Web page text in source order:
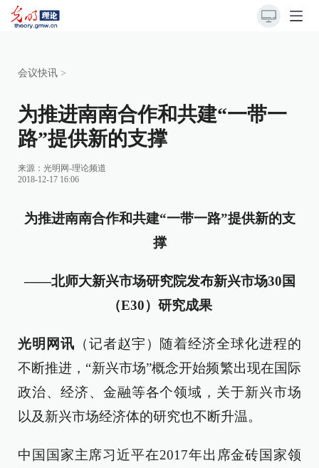
会议快讯 >
为推进南南合作和共建“一带一
路”提供新的支撑
来源： 光明网-理论频道
2018-12-17 16:06
为推进南南合作和共建“一带一路”提供新的支
撑
——北师大新兴市场研究院发布新兴市场30国
（E30）研究成果
光明网讯 （记者赵宇）随着经济全球化进程的
不断推进，“新兴市场”概念开始频繁出现在国际
政治、经济、金融等各个领域，关于新兴市场
以及新兴市场经济体的研究也不断升温。
中国国家主席习近平在2017年出席金砖国家领